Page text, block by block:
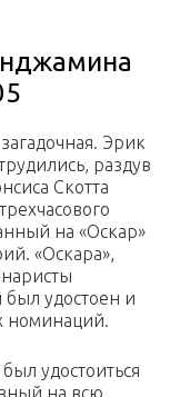
Эрик
раздув
Скотта
на «Оскар»
«Оскара»,
удостоен и
номинаций.
удостоиться
на всю